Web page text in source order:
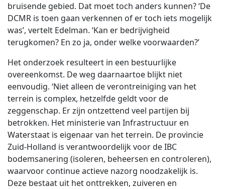
bruisende gebied. Dat moet toch anders kunnen? ‘De
DCMR is toen gaan verkennen of er toch iets mogelijk
was’, vertelt Edelman. ‘Kan er bedrijvigheid
terugkomen? En zo ja, onder welke voorwaarden?’
Het onderzoek resulteert in een bestuurlijke
overeenkomst. De weg daarnaartoe blijkt niet
eenvoudig. ‘Niet alleen de verontreiniging van het
terrein is complex, hetzelfde geldt voor de
zeggenschap. Er zijn ontzettend veel partijen bij
betrokken. Het ministerie van Infrastructuur en
Waterstaat is eigenaar van het terrein. De provincie
Zuid-Holland is verantwoordelijk voor de IBC
bodemsanering (isoleren, beheersen en controleren),
waarvoor continue actieve nazorg noodzakelijk is.
Deze bestaat uit het onttrekken, zuiveren en